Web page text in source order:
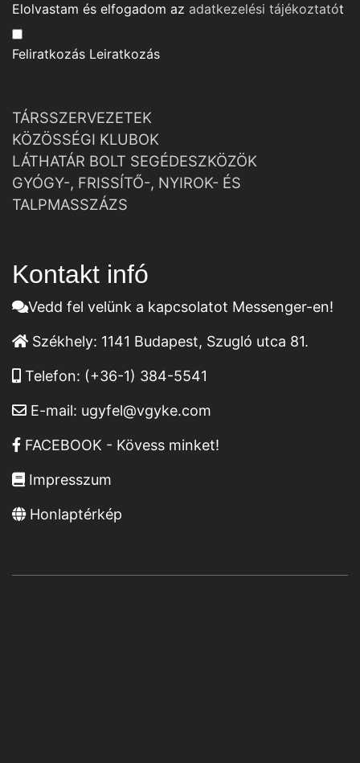
Elolvastam és elfogadom az adatkezelési tájékoztatót
Feliratkozás Leiratkozás
TÁRSSZERVEZETEK
KÖZÖSSÉGI KLUBOK
LÁTHATÁR BOLT SEGÉDESZKÖZÖK
GYÓGY-, FRISSÍTŐ-, NYIROK- ÉS
TALPMASSZÁZS
Kontakt infó
Vedd fel velünk a kapcsolatot Messenger-en!
Székhely: 1141 Budapest, Szugló utca 81.
Telefon: (+36-1) 384-5541
E-mail: ugyfel@vgyke.com
FACEBOOK - Kövess minket!
Impresszum
Honlaptérkép